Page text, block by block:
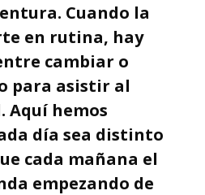
Cuando la
en rutina, hay
cambiar o
para asistir al
Aquí hemos
día sea distinto
cada mañana el
empezando de